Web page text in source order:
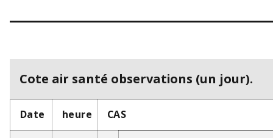
Cote air santé observations (un jour).
Date heure CAS